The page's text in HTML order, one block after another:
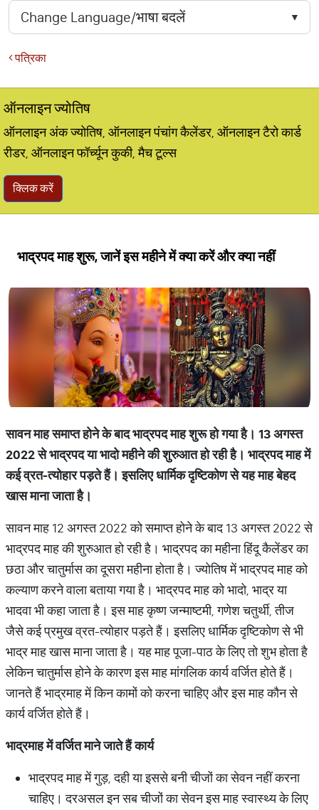
पत्रिका
ऑनलाइन ज्योतिष
ऑनलाइन अंक ज्योतिष, ऑनलाइन पंचांग कैलेंडर, ऑनलाइन टैरो कार्ड
रीडर, ऑनलाइन फॉर्च्यून कुकी, मैच टूल्स
क्लिक करें
भाद्रपद माह शुरू, जानें इस महीने में क्या करें और क्या नहीं
सावन माह समाप्त होने के बाद भाद्रपद माह शुरू हो गया है। 13 अगस्त
2022 से भाद्रपद या भादो महीने की शुरुआत हो रही है। भाद्रपद माह में
कई व्रत-त्योहार पड़ते हैं। इसलिए धार्मिक दृष्टिकोण से यह माह बेहद
खास माना जाता है।
सावन माह 12 अगस्त 2022 को समाप्त होने के बाद 13 अगस्त 2022 से
भाद्रपद माह की शुरुआत हो रही है। भाद्रपद का महीना हिंदू कैलेंडर का
छठा और चातुर्मास का दूसरा महीना होता है। ज्योतिष में भाद्रपद माह को
कल्याण करने वाला बताया गया है। भाद्रपद माह को भादो, भाद्र या
भादवा भी कहा जाता है। इस माह कृष्ण जन्माष्टमी, गणेश चतुर्थी, तीज
जैसे कई प्रमुख व्रत-त्योहार पड़ते हैं। इसलिए धार्मिक दृष्टिकोण से भी
भाद्र माह खास माना जाता है। यह माह पूजा-पाठ के लिए तो शुभ होता है
लेकिन चातुर्मास होने के कारण इस माह मांगलिक कार्य वर्जित होते हैं।
जानते हैं भाद्रमाह में किन कामों को करना चाहिए और इस माह कौन से
कार्य वर्जित होते हैं।
भाद्रमाह में वर्जित माने जाते हैं कार्य
भाद्रपद माह में गुड़, दही या इससे बनी चीजों का सेवन नहीं करना
चाहिए। दरअसल इन सब चीजों का सेवन इस माह स्वास्थ्य के लिए